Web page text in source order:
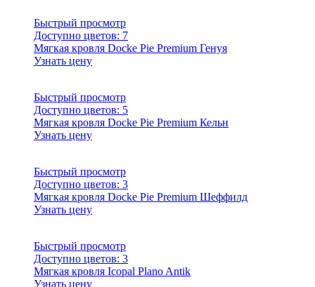
Быстрый просмотр
Доступно цветов: 7
Мягкая кровля Docke Pie Premium Генуя
Узнать цену
Быстрый просмотр
Доступно цветов: 5
Мягкая кровля Docke Pie Premium Кельн
Узнать цену
Быстрый просмотр
Доступно цветов: 3
Мягкая кровля Docke Pie Premium Шеффилд
Узнать цену
Быстрый просмотр
Доступно цветов: 3
Мягкая кровля Icopal Plano Antik
Узнать цену